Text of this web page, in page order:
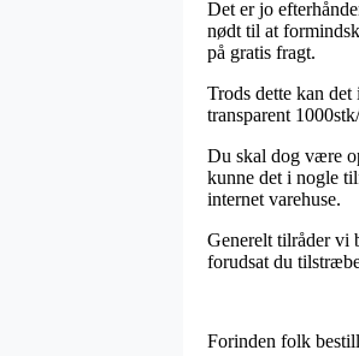
Det er jo
nødt til at
på gratis fragt.
Trods dette kan
transparent
Du skal dog være
kunne det i nogle
internet varehuse.
Generelt tilråder vi
forudsat du
Forinden folk